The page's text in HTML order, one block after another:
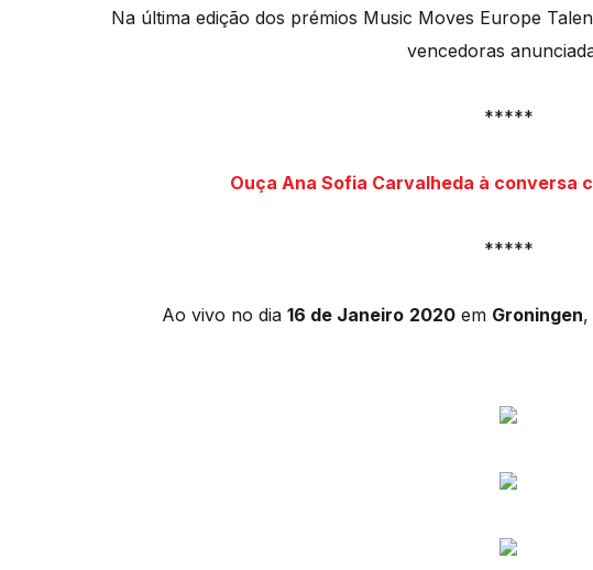
Na última edição dos prémios Music Moves Europe
vencedoras
*****
Ouça Ana Sofia Carvalheda à conversa
*****
Ao vivo no dia 16 de Janeiro 2020em Groningen,